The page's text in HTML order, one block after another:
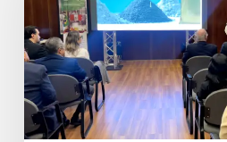
fortalece
diálogo
e
aproxima
exportadores